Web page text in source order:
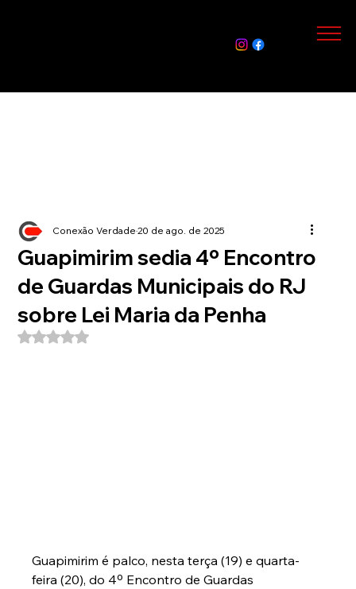
Guapimirim sedia 4º Encontro
de Guardas Municipais do RJ
sobre Lei Maria da Penha
Conexão Verdade20 de ago. de 2025
Avaliado com NaN de 5 estrelas.
Guapimirim é palco, nesta terça (19) e quarta-
feira (20), do 4º Encontro de Guardas